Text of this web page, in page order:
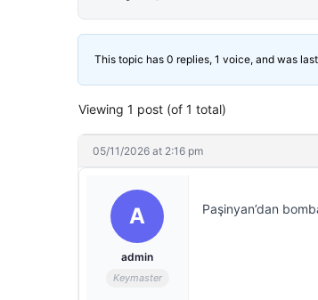
This topic has 0 replies, 1 voice, and was
Viewing 1 post (of 1 total)
05/11/2026 at 2:16 pm
A
admin
Keymaster
Paşinyan’dan